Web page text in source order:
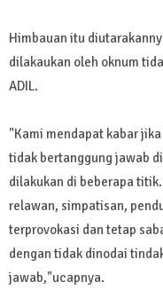
Himbauan itu
dilakaukan oleh oknum
ADIL.
"Kami mendapat kabar
tidak bertanggung jawab
dilakukan di beberapa
relawan, simpatisan,
terprovokasi dan tetap
dengan tidak dinodai
jawab,"ucapnya.